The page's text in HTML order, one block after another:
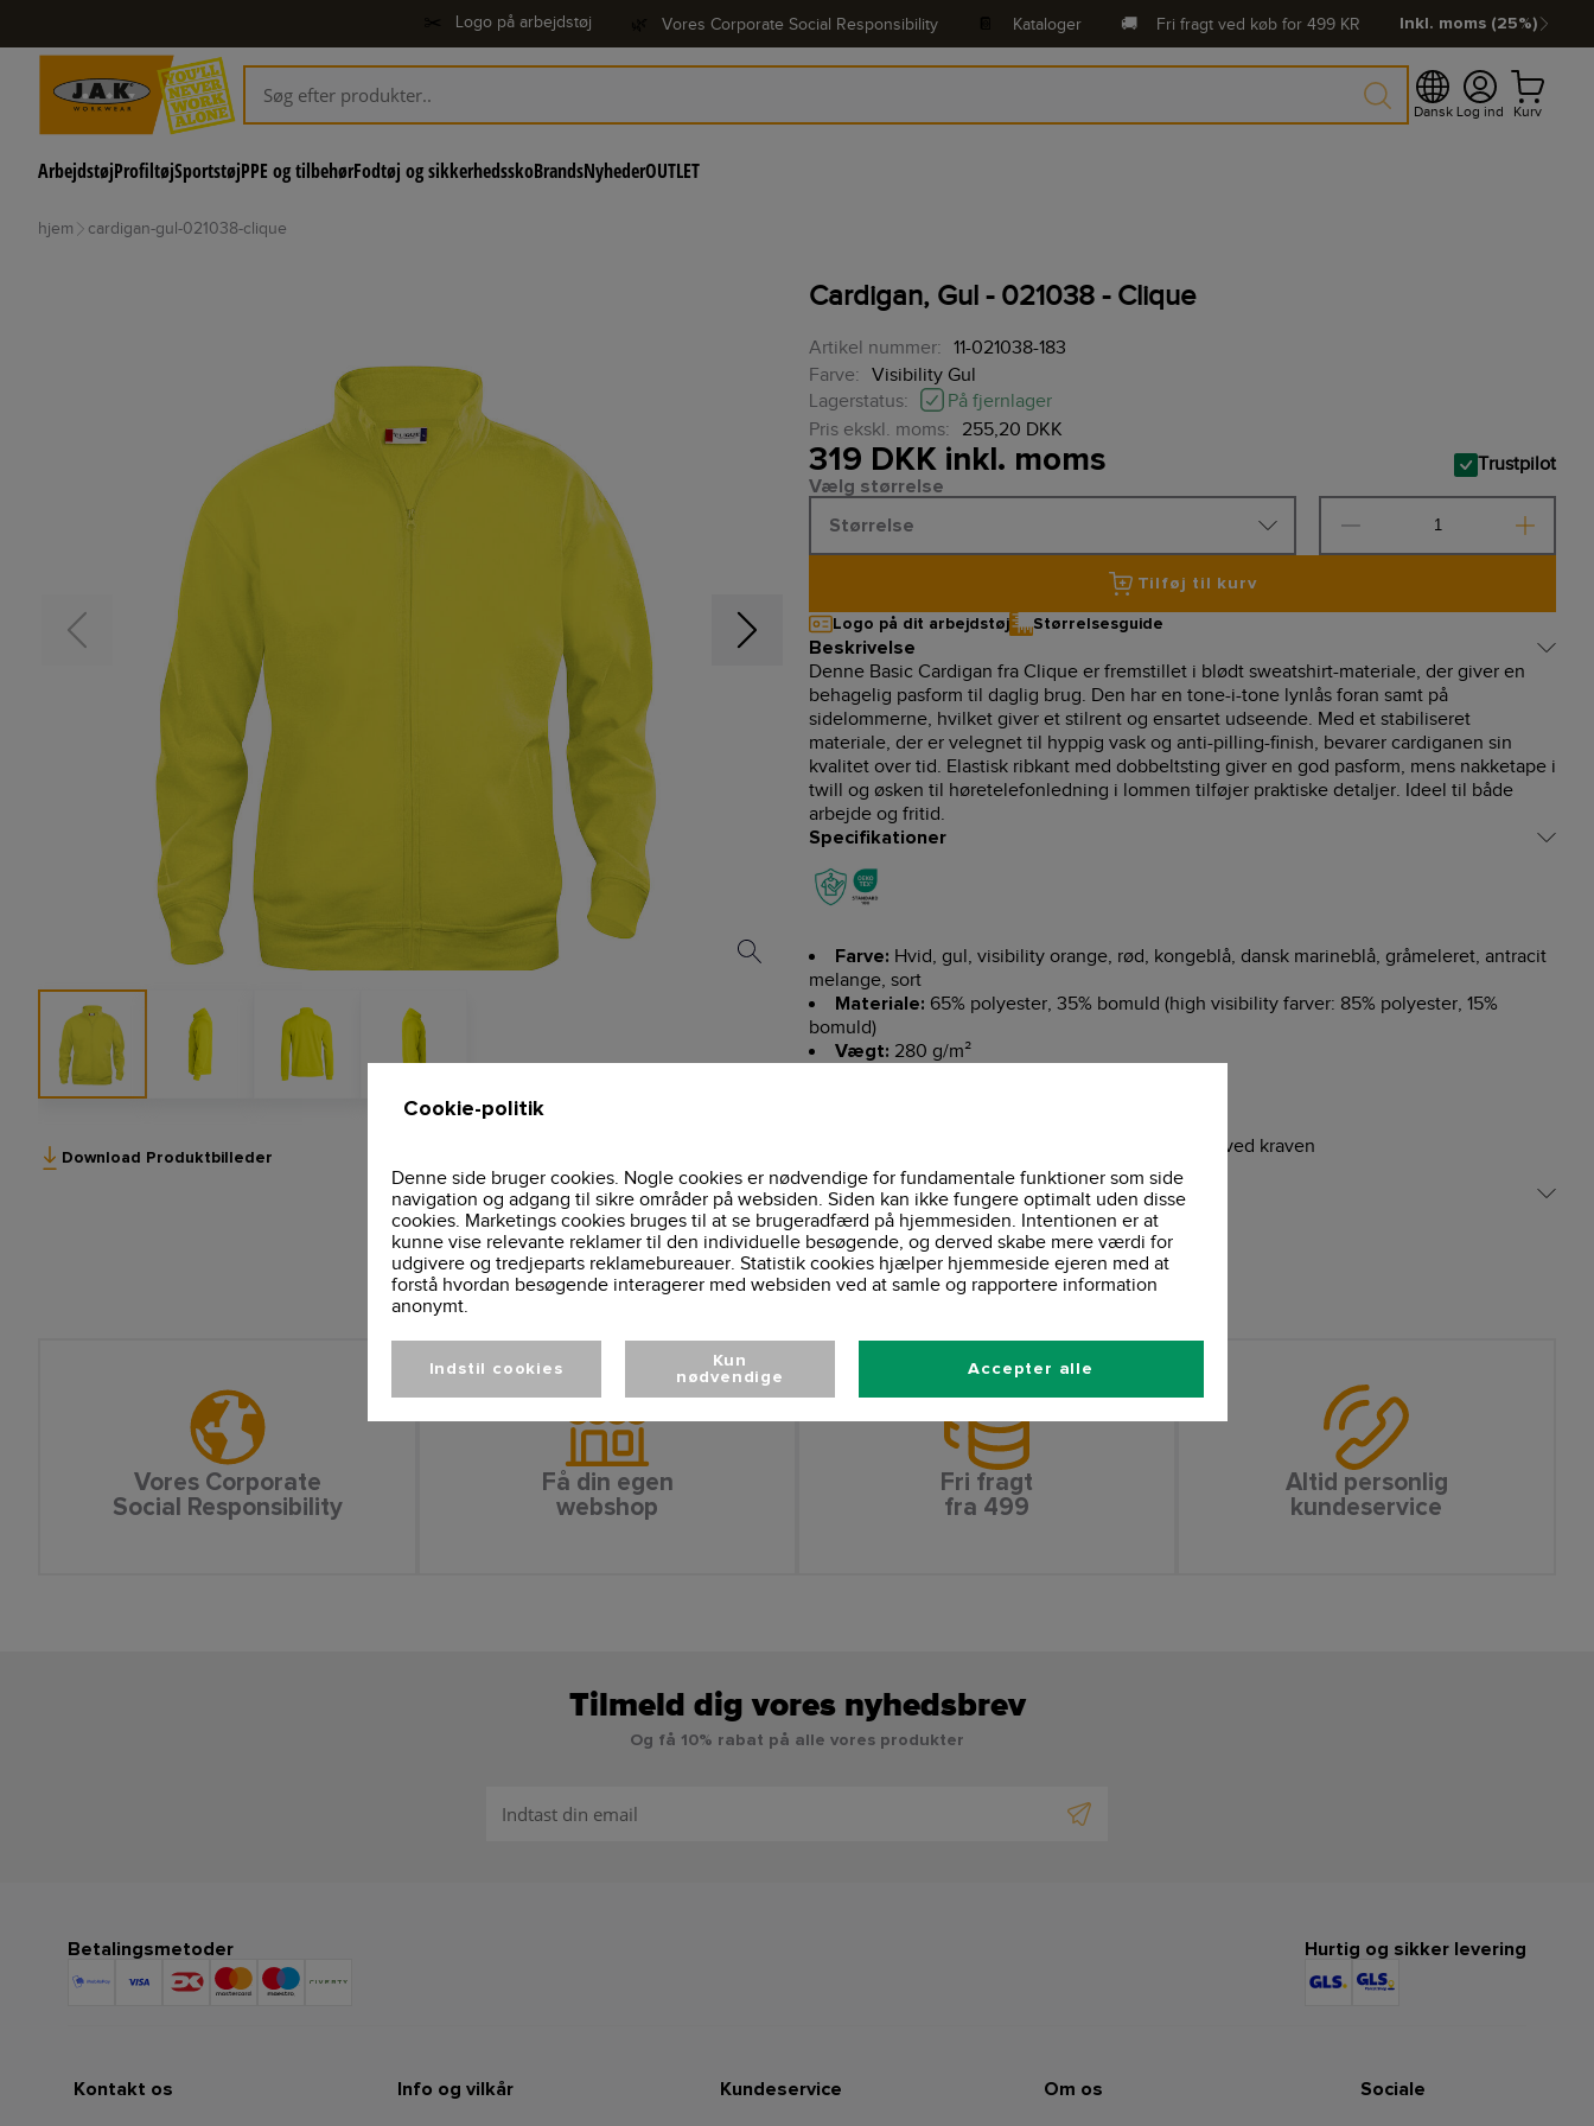
Logo på arbejdstøj Vores Corporate Social Responsibility Kataloger 🚚 Fri fragt ved køb for 499 KR Inkl. moms (25%)
Dansk Log ind Kurv
ArbejdstøjProfiltøjSportstøjPPE og tilbehørFodtøj og sikkerhedsskoBrandsNyhederOUTLET
hjem cardigan-gul-021038-clique
Cookie-politik
Denne side bruger cookies. Nogle cookies er nødvendige for fundamentale funktioner som side
navigation og adgang til sikre områder på websiden. Siden kan ikke fungere optimalt uden disse
cookies. Marketings cookies bruges til at se brugeradfærd på hjemmesiden. Intentionen er at
kunne vise relevante reklamer til den individuelle besøgende, og derved skabe mere værdi for
udgivere og tredjeparts reklamebureauer. Statistik cookies hjælper hjemmeside ejeren med at
forstå hvordan besøgende interagerer med websiden ved at samle og rapportere information
anonymt.
Indstil cookies
Kun
nødvendige
Accepter alle
Download Produktbilleder
Cardigan, Gul - 021038 - Clique
Artikel nummer:
11-021038-183
Farve:
Visibility Gul
Lagerstatus:
På fjernlager
Pris ekskl. moms:
255,20 DKK
319 DKK inkl. moms Trustpilot
Vælg størrelse
Størrelse
Tilføj til kurv
Logo på dit arbejdstøj Størrelsesguide
Beskrivelse
Denne Basic Cardigan fra Clique er fremstillet i blødt sweatshirt-materiale, der giver en
behagelig pasform til daglig brug. Den har en tone-i-tone lynlås foran samt på
sidelommerne, hvilket giver et stilrent og ensartet udseende. Med et stabiliseret
materiale, der er velegnet til hyppig vask og anti-pilling-finish, bevarer cardiganen sin
kvalitet over tid. Elastisk ribkant med dobbeltsting giver en god pasform, mens nakketape i
twill og øsken til høretelefonledning i lommen tilføjer praktiske detaljer. Ideel til både
arbejde og fritid.
Specifikationer
Farve: Hvid, gul, visibility orange, rød, kongeblå, dansk marineblå, gråmeleret, antracit
melange, sort
Materiale: 65% polyester, 35% bomuld (high visibility farver: 85% polyester, 15%
bomuld)
Vægt: 280 g/m²
Øsken til høretelefonledning, elastik ved kraven
Køn: Herre
Vaskeinformationer
Vores Corporate
Social Responsibility
Få din egen
webshop
Fri fragt
fra 499
Altid personlig
kundeservice
Tilmeld dig vores nyhedsbrev
Og få 10% rabat på alle vores produkter
Betalingsmetoder Hurtig og sikker levering
Kontakt os Info og vilkår Kundeservice Om os Sociale